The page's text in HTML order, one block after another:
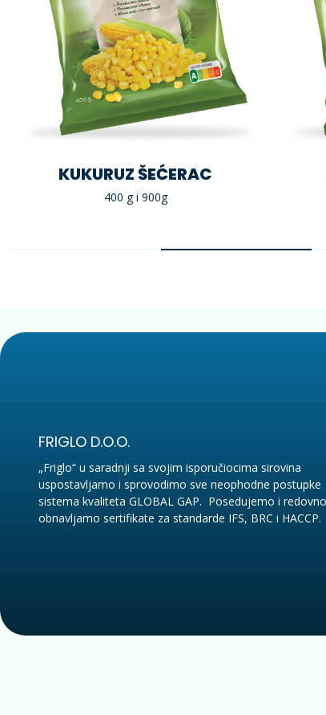
KUKURUZ ŠEĆERAC
400 g i 900g
FRIGLO D.O.O.
„Friglo“ u saradnji sa svojim isporučiocima sirovina
uspostavljamo i sprovodimo sve neophodne postupke
sistema kvaliteta GLOBAL GAP. Posedujemo i redovno
obnavljamo sertifikate za standarde IFS, BRC i HACCP.